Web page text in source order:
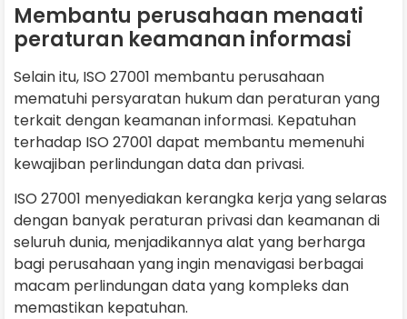
Membantu perusahaan menaati
peraturan keamanan informasi
Selain itu, ISO 27001 membantu perusahaan
mematuhi persyaratan hukum dan peraturan yang
terkait dengan keamanan informasi. Kepatuhan
terhadap ISO 27001 dapat membantu memenuhi
kewajiban perlindungan data dan privasi.
ISO 27001 menyediakan kerangka kerja yang selaras
dengan banyak peraturan privasi dan keamanan di
seluruh dunia, menjadikannya alat yang berharga
bagi perusahaan yang ingin menavigasi berbagai
macam perlindungan data yang kompleks dan
memastikan kepatuhan.